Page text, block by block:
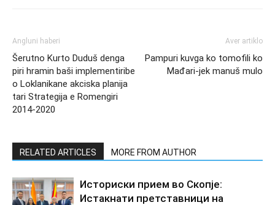
Angluni haberi
Šerutno Kurto Duduš denga
piri hramin baši implementiribe
o Loklanikane akciska planija
tari Strategija e Romengiri
2014-2020
Aver artiklo
Pampuri kuvga ko tomofili ko
Mađari-jek manuš mulo
RELATED ARTICLES MORE FROM AUTHOR
Историски прием во Скопје:
Истакнати претставници на